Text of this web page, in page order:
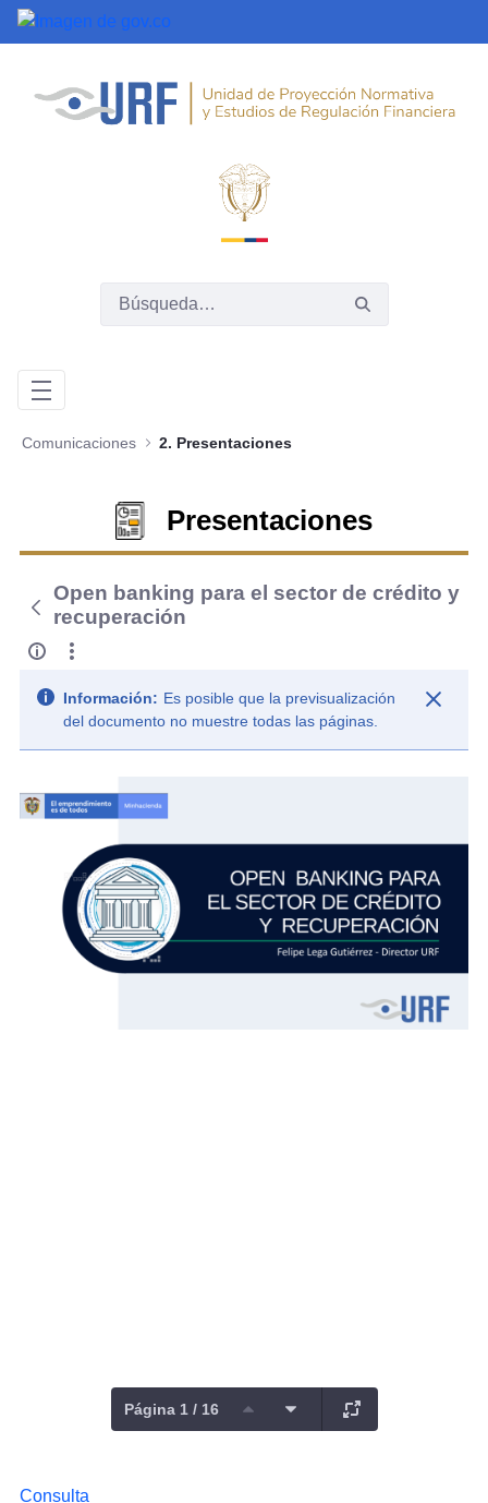
Saltar al contenido principal
Comunicaciones 2. Presentaciones
Presentaciones
Open banking para el sector de crédito y
recuperación
Información: Es posible que la previsualización
del documento no muestre todas las páginas.
Página 1 / 16
Consulta